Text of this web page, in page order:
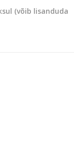
(võib lisanduda